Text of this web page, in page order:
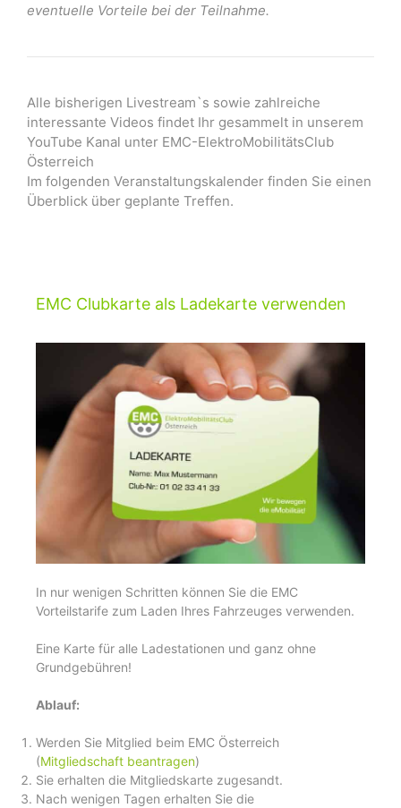
eventuelle Vorteile bei der Teilnahme.
Alle bisherigen Livestream`s sowie zahlreiche
interessante Videos findet Ihr gesammelt in unserem
YouTube Kanal unter EMC-ElektroMobilitätsClub
Österreich
Im folgenden Veranstaltungskalender finden Sie einen
Überblick über geplante Treffen.
EMC Clubkarte als Ladekarte verwenden
In nur wenigen Schritten können Sie die EMC
Vorteilstarife zum Laden Ihres Fahrzeuges verwenden.
Eine Karte für alle Ladestationen und ganz ohne
Grundgebühren!
Ablauf:
Werden Sie Mitglied beim EMC Österreich
(Mitgliedschaft beantragen)
Sie erhalten die Mitgliedskarte zugesandt.
Nach wenigen Tagen erhalten Sie die